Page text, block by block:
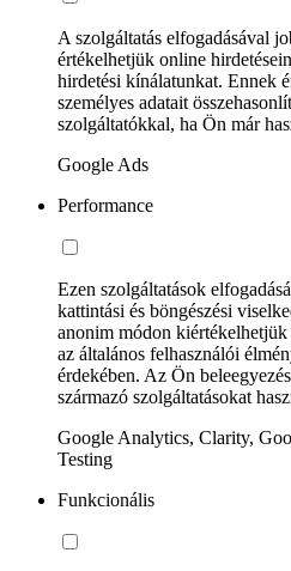
A szolgáltatás elfogadásával
értékelhetjük online
hirdetési kínálatunkat. Ennek
személyes adatait
szolgáltatókkal, ha Ön már
Google Ads
Performance
Ezen szolgáltatások
kattintási és böngészési
anonim módon
az általános felhasználói
érdekében. Az Ön
származó szolgáltatásokat
Google Analytics, Clarity,
Testing
Funkcionális